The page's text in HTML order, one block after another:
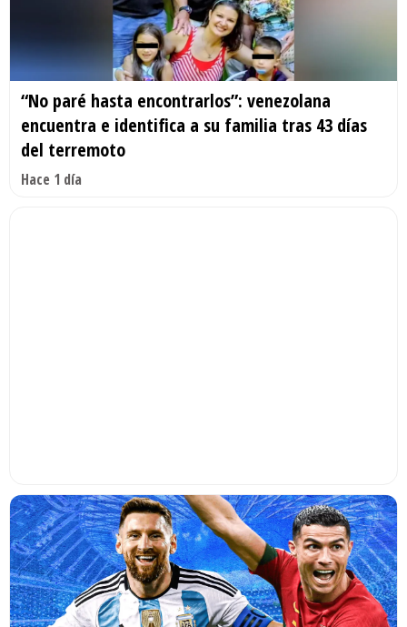
“No paré hasta encontrarlos”: venezolana
encuentra e identifica a su familia tras 43 días
del terremoto
Hace 1 día